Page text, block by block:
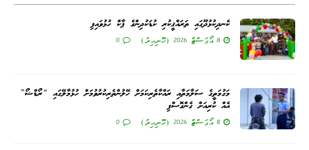
ކެނދިކުޅުދޫގައި ތަރައްޤީކުރި ކުޑަކުދިންގެ ޕާކް ހުޅުވައިފި
8 އޯގަސްޓް 2026 (ހޮނިހިރު) 0
މަގުމަތީގެ ސަލާމަތާއި ރައްކާތެރިކަމަށް ހޭލުންތެރިކުރުވުމަށް ހުޅުމާލޭގައި “ރޯޑްޝޯ”
އެއް ކުރިއަށް ގެންގޮސްފި
8 އޯގަސްޓް 2026 (ހޮނިހިރު) 0